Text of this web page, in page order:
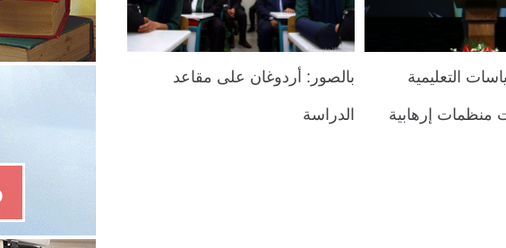
التعليمية
منظمات إرهابية
بالصور: أردوغان على مقاعد
الدراسة